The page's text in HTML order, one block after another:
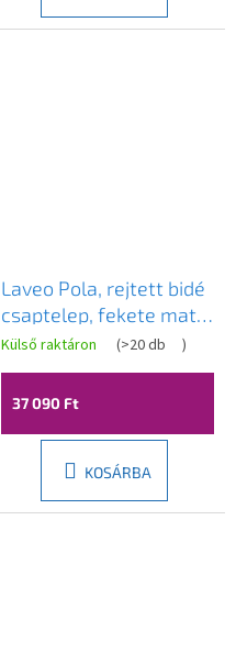
Laveo Pola, rejtett bidé
csaptelep, fekete matt,
LAV-BAP_731P
Külső raktáron (>20 db )
37 090 Ft
KOSÁRBA